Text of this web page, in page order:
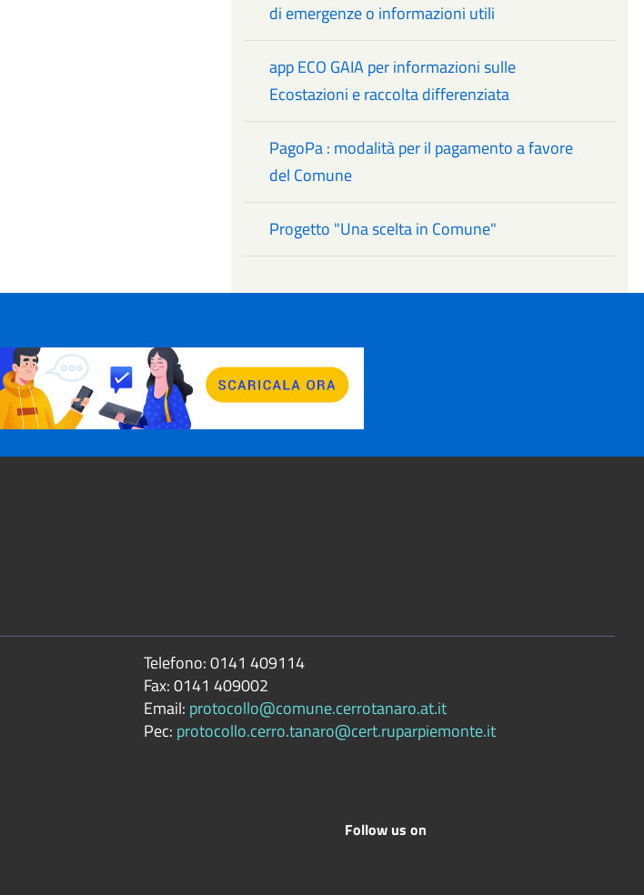
di emergenze o informazioni utili
app ECO GAIA per informazioni sulle
Ecostazioni e raccolta differenziata
PagoPa : modalità per il pagamento a favore
del Comune
Progetto "Una scelta in Comune"
Telefono:0141 409114
Fax:0141 409002
Email: protocollo@comune.cerrotanaro.at.it
Pec: protocollo.cerro.tanaro@cert.ruparpiemonte.it
Follow us on